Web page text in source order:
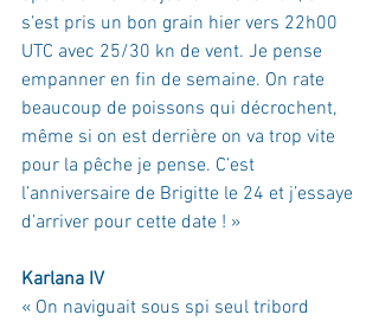
s’est pris un bon grain hier vers 22h00
UTC avec 25/30 kn de vent. Je pense
empanner en fin de semaine. On rate
beaucoup de poissons qui décrochent,
même si on est derrière on va trop vite
pour la pêche je pense. C’est
l’anniversaire de Brigitte le 24 et j’essaye
d’arriver pour cette date ! »
Karlana IV
« On naviguait sous spi seul tribord